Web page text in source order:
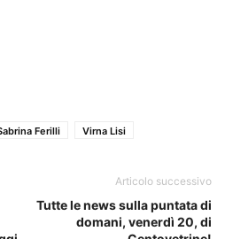
Ferilli Virna Lisi
Articolo successivo
Tutte le news sulla puntata di
domani, venerdì 20, di